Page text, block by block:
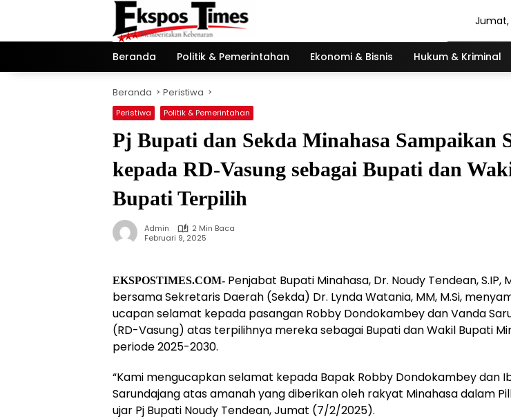
Jumat,
Beranda
Politik & Pemerintahan Ekonomi & Bisnis Hukum & Kriminal
Beranda Peristiwa
Peristiwa Politik & Pemerintahan
Pj Bupati dan Sekda Minahasa Sampaikan
kepada RD-Vasung sebagai Bupati dan
Bupati Terpilih
Admin
2 Min Baca
Februari 9, 2025
EKSPOSTIMES.COM- Penjabat Bupati Minahasa, Dr. Noudy Tendean, S.IP,
bersama Sekretaris Daerah (Sekda) Dr. Lynda Watania, MM, M.Si,
ucapan selamat kepada pasangan Robby Dondokambey dan Vanda
(RD-Vasung) atas terpilihnya mereka sebagai Bupati dan Wakil Bupati
periode 2025-2030.
“Kami mengucapkan selamat kepada Bapak Robby Dondokambey dan
Sarundajang atas amanah yang diberikan oleh rakyat Minahasa dalam
ujar Pj Bupati Noudy Tendean, Jumat (7/2/2025).